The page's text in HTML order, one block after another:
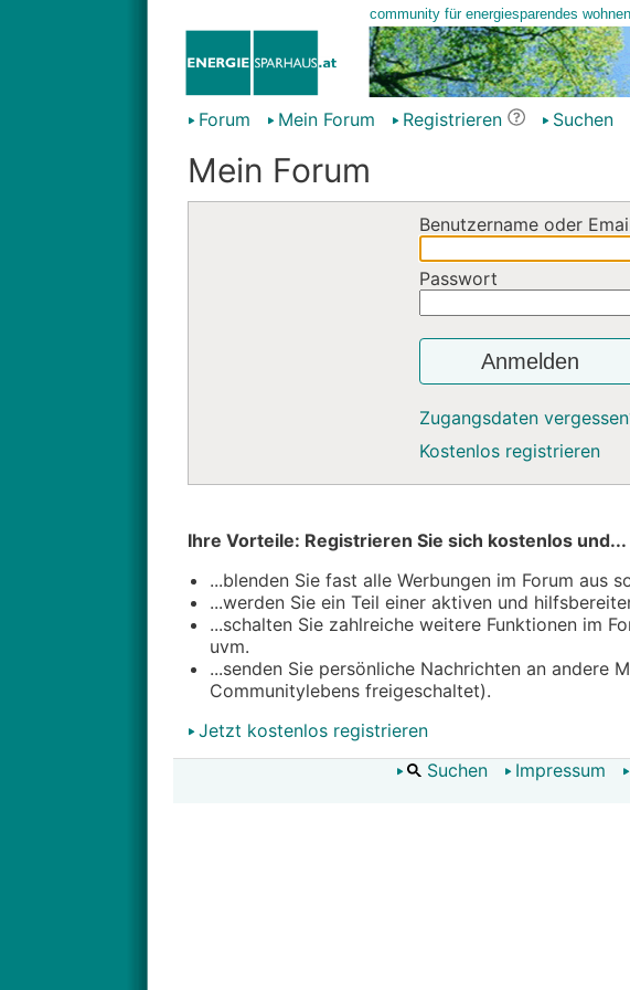
Forum Mein Forum Registrieren Suchen
Mein Forum
Benutzername oder
Passwort
Anmelden
Zugangsdaten
Kostenlos registrieren
Ihre Vorteile: Registrieren Sie sich kostenlos und...
...blenden Sie fast alle Werbungen im Forum aus
...werden Sie ein Teil einer aktiven und
...schalten Sie zahlreiche weitere Funktionen im
uvm.
...senden Sie persönliche Nachrichten an
Communitylebens freigeschaltet).
Jetzt kostenlos registrieren
Suchen
Impressum